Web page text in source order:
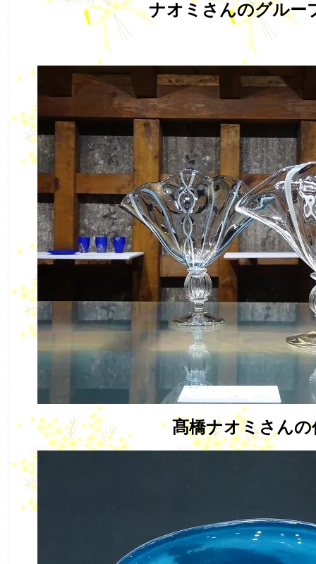
ナオミさんのグルー
髙橋ナオミさん